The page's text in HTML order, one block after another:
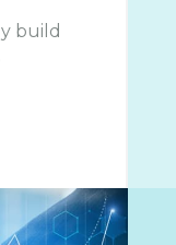
build